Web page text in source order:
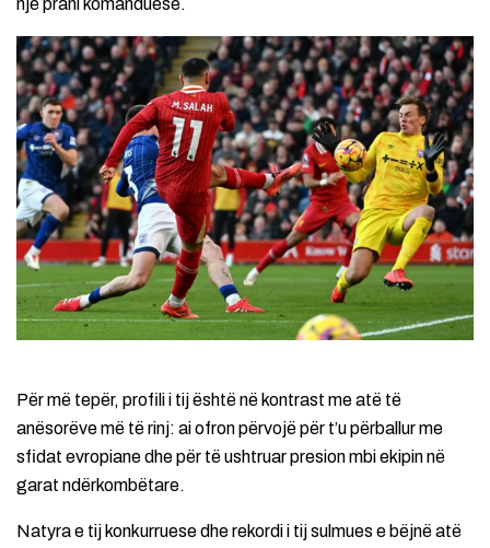
Për më tepër, profili i tij është në kontrast me atë të
anësorëve më të rinj: ai ofron përvojë për t’u përballur me
sfidat evropiane dhe për të ushtruar presion mbi ekipin në
garat ndërkombëtare.
Natyra e tij konkurruese dhe rekordi i tij sulmues e bëjnë atë